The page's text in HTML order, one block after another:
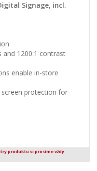
Signage, incl.
and 1200:1 contrast
enable in-store
protection for
produktu si prosíme vždy